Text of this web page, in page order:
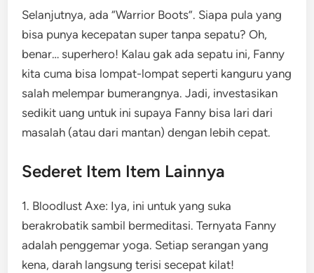
Selanjutnya, ada “Warrior Boots”. Siapa pula yang
bisa punya kecepatan super tanpa sepatu? Oh,
benar… superhero! Kalau gak ada sepatu ini, Fanny
kita cuma bisa lompat-lompat seperti kanguru yang
salah melempar bumerangnya. Jadi, investasikan
sedikit uang untuk ini supaya Fanny bisa lari dari
masalah (atau dari mantan) dengan lebih cepat.
Sederet Item Item Lainnya
1. Bloodlust Axe: Iya, ini untuk yang suka
berakrobatik sambil bermeditasi. Ternyata Fanny
adalah penggemar yoga. Setiap serangan yang
kena, darah langsung terisi secepat kilat!